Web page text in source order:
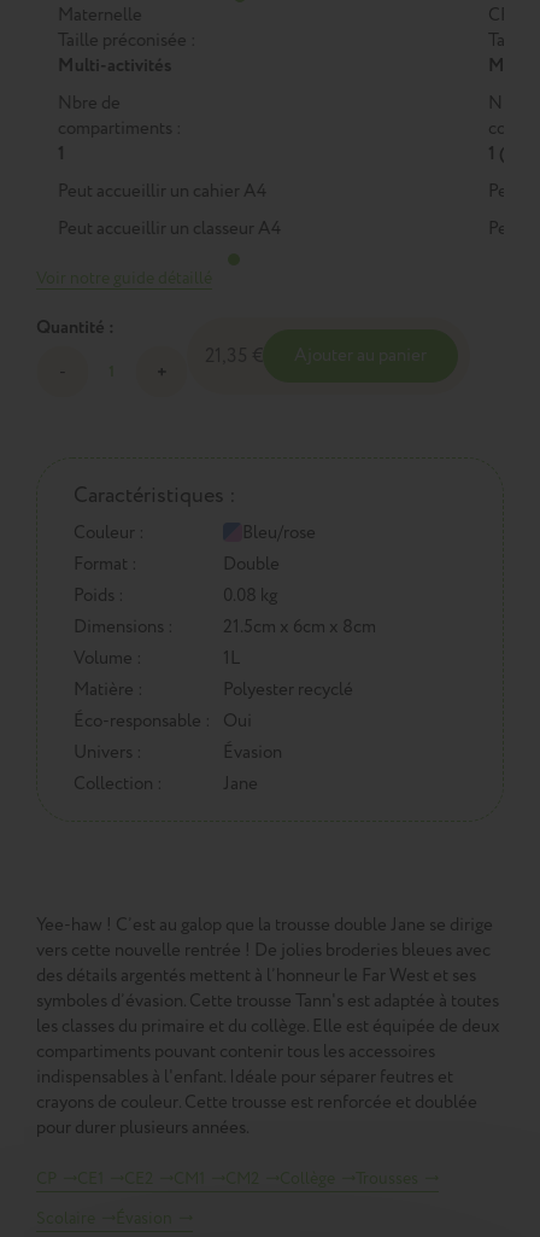
Maternelle
Taille préconisée :
Multi-activités
Nbre de
compartiments :
1
Peut accueillir un cahier A4
Peut accueillir un classeur A4
CP
Taille
M
Nbre
1 (M)
Peut
Peut
Quantité :
Caractéristiques :
Couleur :
Bleu/rose
Format :
Double
Poids :
0.08 kg
Dimensions :
21.5cm x 6cm x 8cm
Volume :
1L
Matière :
Polyester recyclé
Éco-responsable :
Oui
Univers :
Évasion
Collection :
Jane
Yee-haw ! C’est au galop que la trousse double Jane se dirige
vers cette nouvelle rentrée ! De jolies broderies bleues avec
des détails argentés mettent à l’honneur le Far West et ses
symboles d’évasion. Cette trousse Tann's est adaptée à toutes
les classes du primaire et du collège. Elle est équipée de deux
compartiments pouvant contenir tous les accessoires
indispensables à l'enfant. Idéale pour séparer feutres et
crayons de couleur. Cette trousse est renforcée et doublée
pour durer plusieurs années.